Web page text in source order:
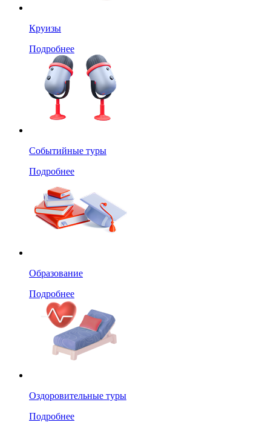
Круизы
Подробнее
Событийные туры
Подробнее
Образование
Подробнее
Оздоровительные туры
Подробнее